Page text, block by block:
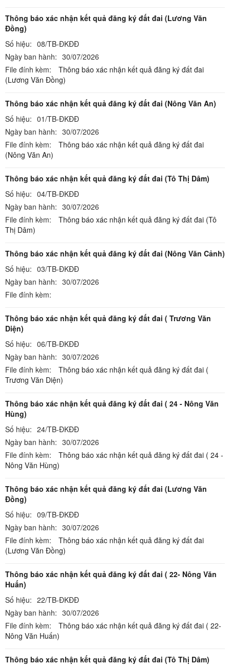
Thông báo xác nhận kết quả đăng ký đất đai (Lương Văn
Đồng)
Số hiệu: 08/TB-ĐKĐĐ
Ngày ban hành: 30/07/2026
File đính kèm:
Thông báo xác nhận kết quả đăng ký đất đai
(Lương Văn Đồng)
Thông báo xác nhận kết quả đăng ký đất đai (Nông Văn An)
Số hiệu: 01/TB-ĐKĐĐ
Ngày ban hành: 30/07/2026
File đính kèm:
Thông báo xác nhận kết quả đăng ký đất đai
(Nông Văn An)
Thông báo xác nhận kết quả đăng ký đất đai (Tô Thị Dâm)
Số hiệu: 04/TB-ĐKĐĐ
Ngày ban hành: 30/07/2026
File đính kèm:
Thông báo xác nhận kết quả đăng ký đất đai (Tô
Thị Dâm)
Thông báo xác nhận kết quả đăng ký đất đai (Nông Văn Cảnh)
Số hiệu: 03/TB-ĐKĐĐ
Ngày ban hành: 30/07/2026
File đính kèm:
Thông báo xác nhận kết quả đăng ký đất đai ( Trương Văn
Diện)
Số hiệu: 06/TB-ĐKĐĐ
Ngày ban hành: 30/07/2026
File đính kèm:
Thông báo xác nhận kết quả đăng ký đất đai (
Trương Văn Diện)
Thông báo xác nhận kết quả đăng ký đất đai ( 24 - Nông Văn
Hùng)
Số hiệu: 24/TB-ĐKĐĐ
Ngày ban hành: 30/07/2026
File đính kèm:
Thông báo xác nhận kết quả đăng ký đất đai ( 24 -
Nông Văn Hùng)
Thông báo xác nhận kết quả đăng ký đất đai (Lương Văn
Đồng)
Số hiệu: 09/TB-ĐKĐĐ
Ngày ban hành: 30/07/2026
File đính kèm:
Thông báo xác nhận kết quả đăng ký đất đai
(Lương Văn Đồng)
Thông báo xác nhận kết quả đăng ký đất đai ( 22- Nông Văn
Huấn)
Số hiệu: 22/TB-ĐKĐĐ
Ngày ban hành: 30/07/2026
File đính kèm:
Thông báo xác nhận kết quả đăng ký đất đai ( 22-
Nông Văn Huấn)
Thông báo xác nhận kết quả đăng ký đất đai (Tô Thị Dâm)